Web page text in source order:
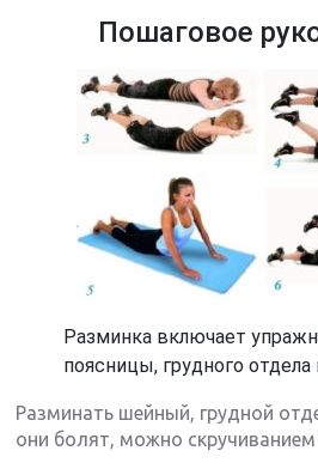
Пошаговое
Разминка включает
поясницы, грудного
Разминать шейный, грудной
они болят, можно